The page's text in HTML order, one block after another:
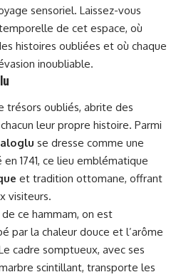
sensoriel. Laissez-vous
de cet espace, où
histoires oubliées et où chaque
inoubliable.
trésors oubliés, abrite des
leur propre histoire. Parmi
se dresse comme une
1741, ce lieu emblématique
et tradition ottomane, offrant
visiteurs.
ce hammam, on est
par la chaleur douce et l’arôme
cadre somptueux, avec ses
scintillant, transporte les